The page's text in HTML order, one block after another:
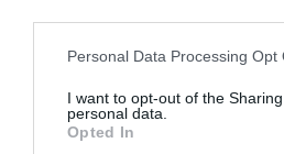
Please note that this website/app
not limited to your visit or usage
grant or deny consent to Google
use your data for below specified
Personal Data Processing Opt
I want to opt-out of the
personal data.
Opted In